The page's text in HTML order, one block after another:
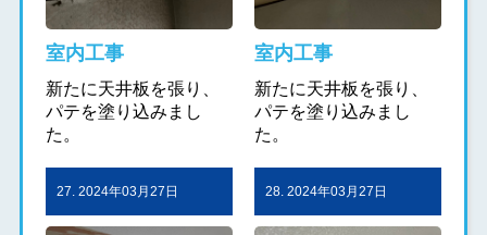
室内工事
新たに天井板を張り、
パテを塗り込みまし
た。
室内工事
新たに天井板を張り、
パテを塗り込みまし
た。
27. 2024年03月27日 28. 2024年03月27日